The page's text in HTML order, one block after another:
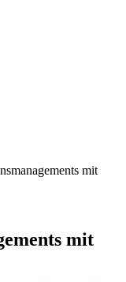
mit
mit